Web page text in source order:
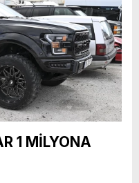
1 MİLYONA